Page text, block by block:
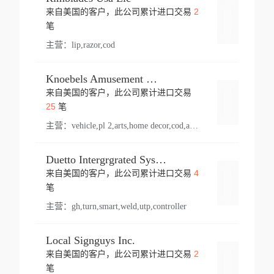
来自美国的客户，此公司累计进口交易 2
笔
主营： lip,razor,cod
Knoebels Amusement Resort
来自美国的客户，此公司累计进口交易
25笔
主营： vehicle,pl 2,arts,home decor,cod,amusement ride,sea
Duetto Intergrgrated Systems Inc.
来自美国的客户，此公司累计进口交易 4
笔
主营： gh,turn,smart,weld,utp,controller
Local Signguys Inc.
来自美国的客户，此公司累计进口交易 2
笔